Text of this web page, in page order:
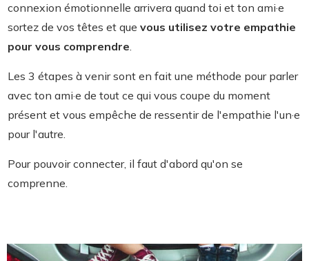
connexion émotionnelle arrivera quand toi et ton ami·e
sortez de vos têtes et que vous utilisez votre empathie
pour vous comprendre.
Les 3 étapes à venir sont en fait une méthode pour parler
avec ton ami·e de tout ce qui vous coupe du moment
présent et vous empêche de ressentir de l'empathie l'un·e
pour l'autre.
Pour pouvoir connecter, il faut d'abord qu'on se
comprenne.